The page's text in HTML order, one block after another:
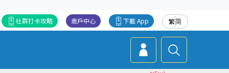
繁简
下載 App
商戶中心
社群打卡攻略